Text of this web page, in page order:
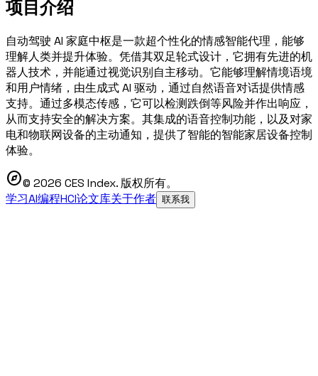
项目介绍
自动驾驶 AI 家庭中枢是一款超个性化的情感智能代理，能够
理解人类并提升体验。凭借其双足轮式设计，它拥有先进的机
器人技术，并能通过视觉识别自主移动。它能够理解情境语境
和用户情绪，由生成式 AI 驱动，通过自然语音对话提供情感
支持。通过多模态传感，它可以检测跌倒等风险并作出响应，
从而支持安全的解决方案。其集成的语音控制功能，以及对家
电和物联网设备的主动通知，提供了智能的智能家居设备控制
体验。
explore© 2026 CES Index. 版权所有。
学习AI编程HCI论文库关于作者 联系我